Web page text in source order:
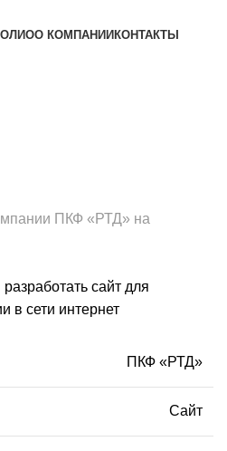
О КОМПАНИИ КОНТАКТЫ
ПКФ «РТД» на
сайт для
в сети интернет
ПКФ «РТД»
Сайт